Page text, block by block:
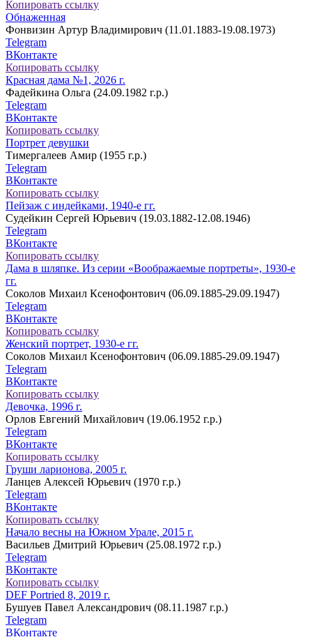
Копировать ссылку
Обнаженная
Фонвизин Артур Владимирович (11.01.1883-19.08.1973)
Telegram
ВКонтакте
Копировать ссылку
Красная дама №1, 2026 г.
Фадейкина Ольга (24.09.1982 г.р.)
Telegram
ВКонтакте
Копировать ссылку
Портрет девушки
Тимергалеев Амир (1955 г.р.)
Telegram
ВКонтакте
Копировать ссылку
Пейзаж с индейками, 1940-е гг.
Судейкин Сергей Юрьевич (19.03.1882-12.08.1946)
Telegram
ВКонтакте
Копировать ссылку
Дама в шляпке. Из серии «Воображаемые портреты», 1930-е
гг.
Соколов Михаил Ксенофонтович (06.09.1885-29.09.1947)
Telegram
ВКонтакте
Копировать ссылку
Женский портрет, 1930-е гг.
Соколов Михаил Ксенофонтович (06.09.1885-29.09.1947)
Telegram
ВКонтакте
Копировать ссылку
Девочка, 1996 г.
Орлов Евгений Михайлович (19.06.1952 г.р.)
Telegram
ВКонтакте
Копировать ссылку
Груши ларионова, 2005 г.
Ланцев Алексей Юрьевич (1970 г.р.)
Telegram
ВКонтакте
Копировать ссылку
Начало весны на Южном Урале, 2015 г.
Васильев Дмитрий Юрьевич (25.08.1972 г.р.)
Telegram
ВКонтакте
Копировать ссылку
DEF Portried 8, 2019 г.
Бушуев Павел Александрович (08.11.1987 г.р.)
Telegram
ВКонтакте